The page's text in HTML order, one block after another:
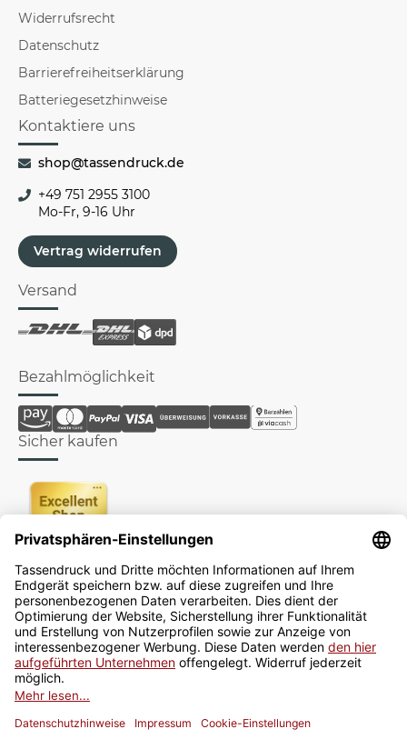
Widerrufsrecht
Datenschutz
Barrierefreiheitserklärung
Batteriegesetzhinweise
Kontaktiere uns
shop@tassendruck.de
+49 751 2955 3100
Mo-Fr, 9-16 Uhr
Vertrag widerrufen
Versand
Bezahlmöglichkeit
Sicher kaufen
Newsletter